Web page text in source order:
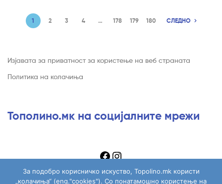
1 2 3 4 … 178 179 180 СЛЕДНО
Изјавата за приватност за користење на веб страната
Политика на колачиња
Тополино.мк на социјалните мрежи
За подобро корисничко искуство, Topolino.mk користи
„колачиња“ (eng."cookies"). Со понатамошно користење на